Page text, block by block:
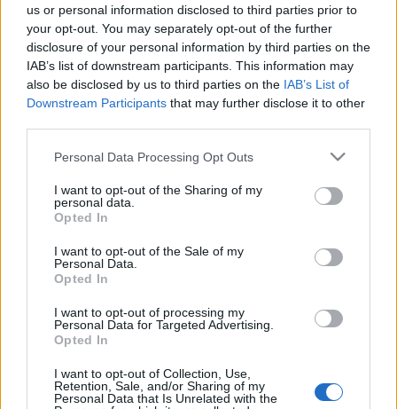
us or personal information disclosed to third parties prior to
your opt-out. You may separately opt-out of the further
disclosure of your personal information by third parties on the
IAB’s list of downstream participants. This information may
also be disclosed by us to third parties on the IAB’s List of
Downstream Participants that may further disclose it to other
Please note that this website/app uses one or more Google
not limited to your visit or usage behaviour. You may click to
grant or deny consent to Google and its third-party tags to
use your data for below specified purposes in below Google
consent section.
Personal Data Processing Opt Outs
I want to opt-out of the Sharing of my
personal data.
Opted In
I want to opt-out of the Sale of my
Personal Data.
Opted In
I want to opt-out of processing my
Personal Data for Targeted Advertising.
Opted In
I want to opt-out of Collection, Use,
Retention, Sale, and/or Sharing of my
Personal Data that Is Unrelated with the
87 km/h
(-7 km/h)
Liikennemäärä
88 km/h
(-3 km/h)
Liikennemäärä
Yleiskuvassa huomioitu mittauspisteet välillä Iitti, Mankala - Iitti,
<
Näytä Valtatie 12 kaikki mittauspisteet
Tiedot päivitetty 06.08.2026 07:40
Valtatie 15
Kotka - Mikkeli
Liikenteen yleiskuva
Suuntaan
Suuntaan